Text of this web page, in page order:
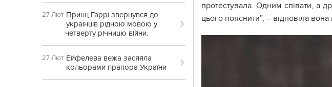
27 Лют Принц Гаррі звернувся до
українців рідною мовою у
четверту річницю війни.
27 Лют Ейфелева вежа засяяла
кольорами прапора України
протестувала. Одним співати, а
цього пояснити”, – відповіла